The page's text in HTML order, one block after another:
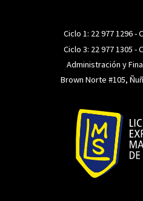
Ciclo 1: 22 977 1296-
Ciclo 3: 22 977 1305 -
Administración y
Brown Norte #105,